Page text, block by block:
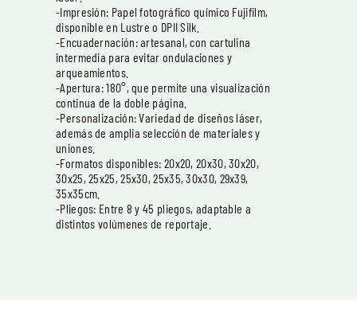
-Impresión: Papel fotográfico químico Fujifilm,
disponible en Lustre o DPII Silk.
-Encuadernación: artesanal, con cartulina
intermedia para evitar ondulaciones y
arqueamientos.
-Apertura: 180°, que permite una visualización
continua de la doble página.
-Personalización: Variedad de diseños láser,
además de amplia selección de materiales y
uniones.
-Formatos disponibles: 20x20, 20x30, 30x20,
30x25, 25x25, 25x30, 25x35, 30x30, 29x39,
35x35cm.
-Pliegos: Entre 8 y 45 pliegos, adaptable a
distintos volúmenes de reportaje.